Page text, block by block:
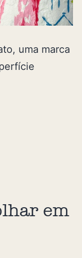
uma marca
em